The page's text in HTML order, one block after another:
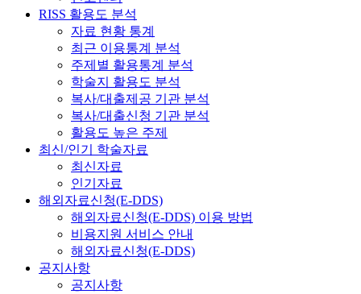
RISS 활용도 분석
자료 현황 통계
최근 이용통계 분석
주제별 활용통계 분석
학술지 활용도 분석
복사/대출제공 기관 분석
복사/대출신청 기관 분석
활용도 높은 주제
최신/인기 학술자료
최신자료
인기자료
해외자료신청(E-DDS)
해외자료신청(E-DDS) 이용 방법
비용지원 서비스 안내
해외자료신청(E-DDS)
공지사항
공지사항